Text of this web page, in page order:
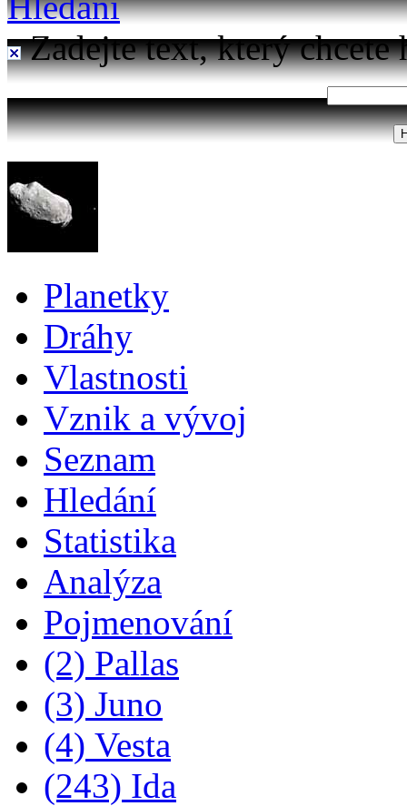
Zadejte text, který chcete
Planetky
Dráhy
Vlastnosti
Vznik a vývoj
Seznam
Hledání
Statistika
Analýza
Pojmenování
(2) Pallas
(3) Juno
(4) Vesta
(243) Ida